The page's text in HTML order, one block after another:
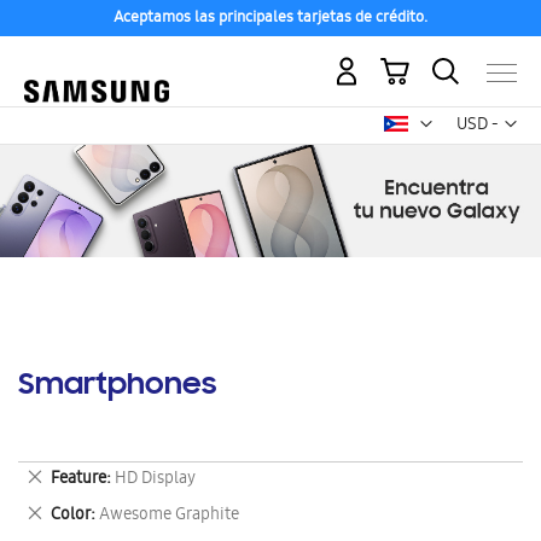
Aceptamos las principales tarjetas de crédito.
USD -
dólar
Mi carrito
Smartphones
Feature HD Display
Eliminar
este
artículo
Color Awesome Graphite
Eliminar